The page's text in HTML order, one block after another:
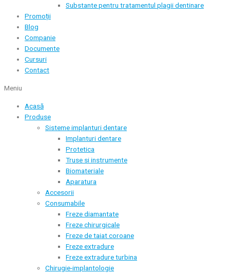
Substante pentru tratamentul plagii dentinare
Promoții
Blog
Companie
Documente
Cursuri
Contact
Meniu
Acasă
Produse
Sisteme implanturi dentare
Implanturi dentare
Protetica
Truse si instrumente
Biomateriale
Aparatura
Accesorii
Consumabile
Freze diamantate
Freze chirurgicale
Freze de taiat coroane
Freze extradure
Freze extradure turbina
Chirugie-implantologie